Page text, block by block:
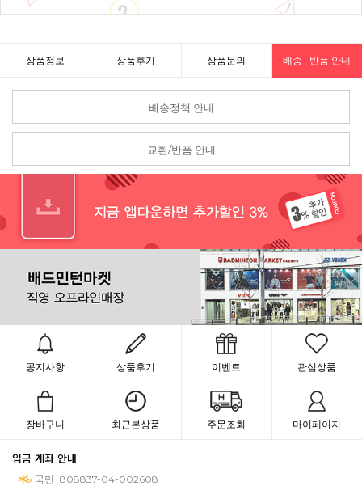
상품정보 상품후기 상품문의 배송 · 반품 안내
배송정책 안내
교환/반품 안내
공지사항 상품후기 이벤트 관심상품
장바구니 최근본상품 주문조회 마이페이지
입금 계좌 안내
국민 808837-04-002608